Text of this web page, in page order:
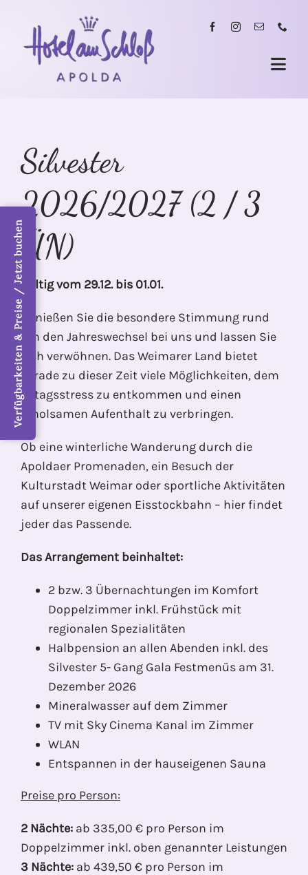
content
Zimmer
Feierlichkeiten & Kulinarik
Kurzurlaub & Städtereisen
Silvester
2026/2027 (2 / 3
ÜN)
gültig vom 29.12. bis 01.01.
Genießen Sie die besondere Stimmung rund
um den Jahreswechsel bei uns und lassen Sie
sich verwöhnen. Das Weimarer Land bietet
gerade zu dieser Zeit viele Möglichkeiten, dem
Alltagsstress zu entkommen und einen
erholsamen Aufenthalt zu verbringen.
Ob eine winterliche Wanderung durch die
Apoldaer Promenaden, ein Besuch der
Kulturstadt Weimar oder sportliche Aktivitäten
auf unserer eigenen Eisstockbahn – hier findet
jeder das Passende.
Das Arrangement beinhaltet:
2 bzw. 3 Übernachtungen im Komfort
Doppelzimmer inkl. Frühstück mit
regionalen Spezialitäten
Halbpension an allen Abenden inkl. des
Silvester 5- Gang Gala Festmenüs am 31.
Dezember 2026
Mineralwasser auf dem Zimmer
TV mit Sky Cinema Kanal im Zimmer
WLAN
Entspannen in der hauseigenen Sauna
Preise pro Person:
2 Nächte:ab 335,00 € pro Person im
Doppelzimmer inkl. oben genannter Leistungen
3 Nächte:ab 439,50 € pro Person im
Verfügbarkeiten & Preise / Jetzt buchen